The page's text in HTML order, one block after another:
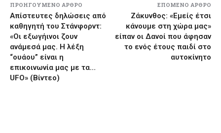
ΠΡΟΗΓΟΎΜΕΝΟ ΆΡΘΡΟ
Απίστευτες δηλώσεις από
καθηγητή του Στάνφορντ:
«Οι εξωγήινοι ζουν
ανάμεσά μας. Η λέξη
“ουάου” είναι η
επικοινωνία μας με τα…
UFO» (Βίντεο)
ΕΠΌΜΕΝΟ ΆΡΘΡΟ
Ζάκυνθος: «Εμείς έτσι
κάνουμε στη χώρα μας»
είπαν οι Δανοί που άφησαν
το ενός έτους παιδί στο
αυτοκίνητο